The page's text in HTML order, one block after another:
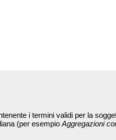
i termini validi per la
(per esempio Aggregazioni